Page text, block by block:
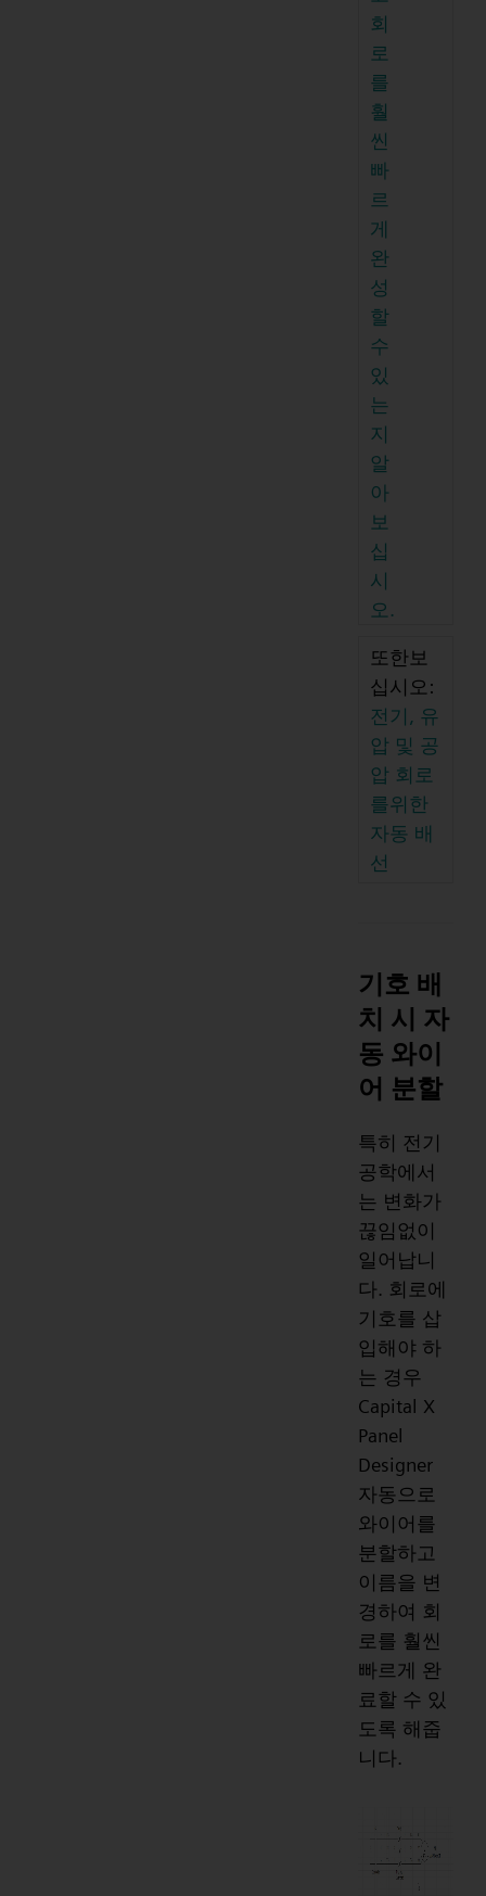
회
로
를
훨
씬
빠
르
게
완
성
할
수
있
는
지
알
아
보
십
시
오.
또한보
십시오:
전기, 유
압 및 공
압 회로
를위한
자동 배
선
기호 배
치 시 자
동 와이
어 분할
특히 전기
공학에서
는 변화가
끊임없이
일어납니
다. 회로에
기호를 삽
입해야 하
는 경우
Capital X
Panel
Designer
자동으로
와이어를
분할하고
이름을 변
경하여 회
로를 훨씬
빠르게 완
료할 수 있
도록 해줍
니다.